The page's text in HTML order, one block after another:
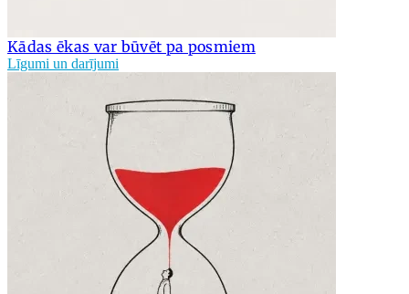
Kādas ēkas var būvēt pa posmiem
Līgumi un darījumi